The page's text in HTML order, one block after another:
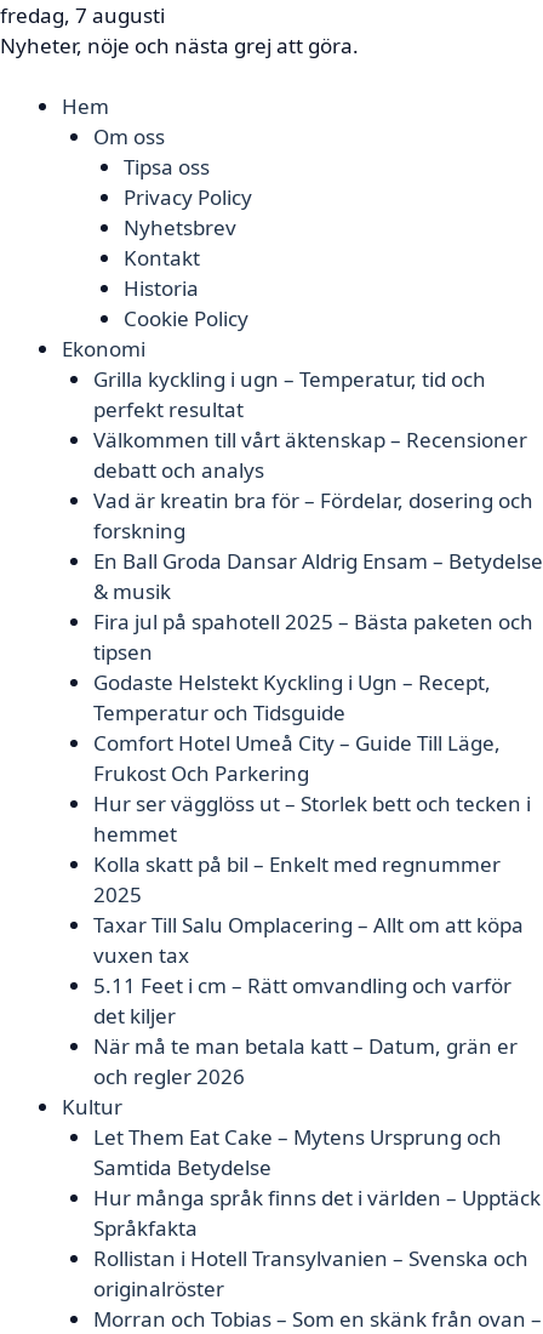
fredag, 7 augusti
Nyheter, nöje och nästa grej att göra.
Hem
Om oss
Tipsa oss
Privacy Policy
Nyhetsbrev
Kontakt
Historia
Cookie Policy
Ekonomi
Grilla kyckling i ugn – Temperatur, tid och
perfekt resultat
Välkommen till vårt äktenskap – Recensioner
debatt och analys
Vad är kreatin bra för – Fördelar, dosering och
forskning
En Ball Groda Dansar Aldrig Ensam – Betydelse
& musik
Fira jul på spahotell 2025 – Bästa paketen och
tipsen
Godaste Helstekt Kyckling i Ugn – Recept,
Temperatur och Tidsguide
Comfort Hotel Umeå City – Guide Till Läge,
Frukost Och Parkering
Hur ser vägglöss ut – Storlek bett och tecken i
hemmet
Kolla skatt på bil – Enkelt med regnummer
2025
Taxar Till Salu Omplacering – Allt om att köpa
vuxen tax
5.11 Feet i cm – Rätt omvandling och varför
det kiljer
När må te man betala katt – Datum, grän er
och regler 2026
Kultur
Let Them Eat Cake – Mytens Ursprung och
Samtida Betydelse
Hur många språk finns det i världen – Upptäck
Språkfakta
Rollistan i Hotell Transylvanien – Svenska och
originalröster
Morran och Tobias – Som en skänk från ovan –